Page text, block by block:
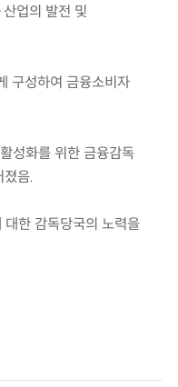
업의 발전 및
구성하여 금융소비자
성화를 위한 금융감독
음.
한 감독당국의 노력을